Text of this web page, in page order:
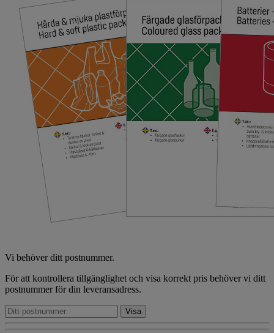
Vi behöver ditt postnummer.
För att kontrollera tillgänglighet och visa korrekt pris behöver vi ditt
postnummer för din leveransadress.